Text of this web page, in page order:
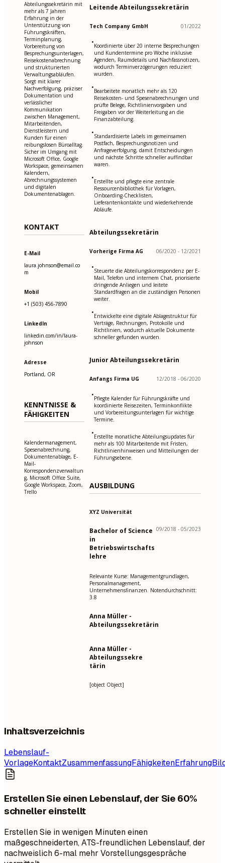
Abteilungssekretärin mit
mehr als 7 Jahren
Erfahrung in der
Unterstützung von
Führungskräften,
Terminplanung,
Vorbereitung von
Besprechungsunterlagen,
Reisekostenabrechnung
und strukturierten
Verwaltungsabläufen.
Sorgt mit klarer
Nachverfolgung, präziser
Dokumentation und
verlässlicher
Kommunikation
zwischen Management,
Mitarbeitenden,
Dienstleistern und
Kunden für einen
reibungslosen Büroalltag.
Sicher im Umgang mit
Microsoft Office, Google
Workspace, gemeinsamen
Kalendern,
Abrechnungssystemen
und digitalen
Dokumentenablagen.
KONTAKT
E-Mail
laura.johnson@email.co
m
Mobil
+1 (503) 456-7890
LinkedIn
linkedin.com/in/laura-
johnson
Adresse
Portland, OR
KENNTNISSE &
FÄHIGKEITEN
Kalendermanagement,
Spesenabrechnung,
Dokumentenablage, E-
Mail-
Korrespondenzverwaltun
g, Microsoft Office Suite,
Google Workspace, Zoom,
Trello
Leitende Abteilungssekretärin
Tech Company GmbH 01/2022
•Koordinierte über 20 interne Besprechungen
und Kundentermine pro Woche inklusive
Agenden, Raumdetails und Nachfassnotizen,
wodurch Terminverzögerungen reduziert
wurden.
•Bearbeitete monatlich mehr als 120
Reisekosten- und Spesenabrechnungen und
prüfte Belege, Richtlinienvorgaben und
Freigaben vor der Weiterleitung an die
Finanzabteilung.
•Standardisierte Labels im gemeinsamen
Postfach, Besprechungsnotizen und
Anfrageverfolgung, damit Entscheidungen
und nächste Schritte schneller auffindbar
waren.
•Erstellte und pflegte eine zentrale
Ressourcenbibliothek für Vorlagen,
Onboarding-Checklisten,
Lieferantenkontakte und wiederkehrende
Abläufe.
Abteilungssekretärin
Vorherige Firma AG 06/2020 - 12/2021
•Steuerte die Abteilungskorrespondenz per E-
Mail, Telefon und internem Chat, priorisierte
dringende Anliegen und leitete
Standardfragen an die zuständigen Personen
weiter.
•Entwickelte eine digitale Ablagestruktur für
Verträge, Rechnungen, Protokolle und
Richtlinien, wodurch aktuelle Dokumente
schneller gefunden wurden.
Junior Abteilungssekretärin
Anfangs Firma UG 12/2018 - 06/2020
•Pflegte Kalender für Führungskräfte und
koordinierte Reisezeiten, Terminkonflikte
und Vorbereitungsunterlagen für wichtige
Termine.
•Erstellte monatliche Abteilungsupdates für
mehr als 100 Mitarbeitende mit Fristen,
Richtlinienhinweisen und Mitteilungen der
Führungsebene.
AUSBILDUNG
XYZ Universität
Bachelor of Science
in
Betriebswirtschafts
lehre
09/2018 - 05/2023
Relevante Kurse: Managementgrundlagen,
Personalmanagement,
Unternehmensfinanzen. Notendurchschnitt:
3.8
Anna Müller -
Abteilungssekretärin
Anna Müller -
Abteilungssekre
tärin
[object Object]
Inhaltsverzeichnis
Lebenslauf-
VorlageKontaktZusammenfassungFähigkeitenErfahrung
Erstellen Sie einen Lebenslauf, der Sie 60%
schneller einstellt
Erstellen Sie in wenigen Minuten einen
maßgeschneiderten, ATS-freundlichen Lebenslauf, der
nachweislich 6-mal mehr Vorstellungsgespräche